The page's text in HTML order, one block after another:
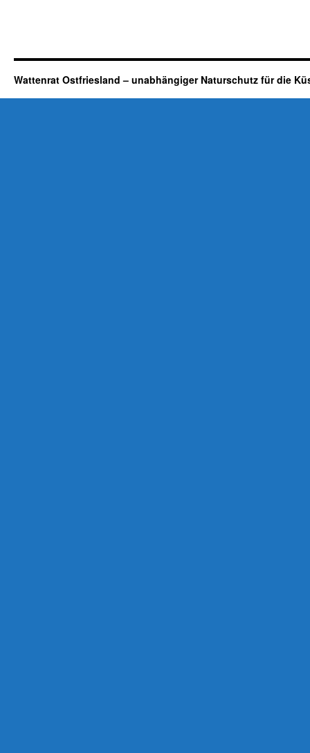
Wattenrat Ostfriesland – unabhängiger Naturschutz für die